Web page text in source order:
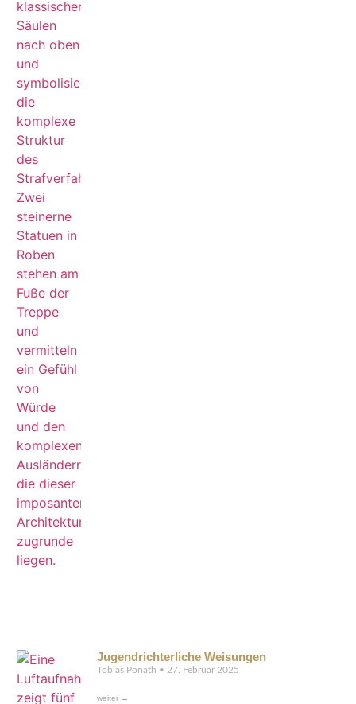
Jugendrichterliche Weisungen
Tobias Ponath 27. Februar 2025
weiter →